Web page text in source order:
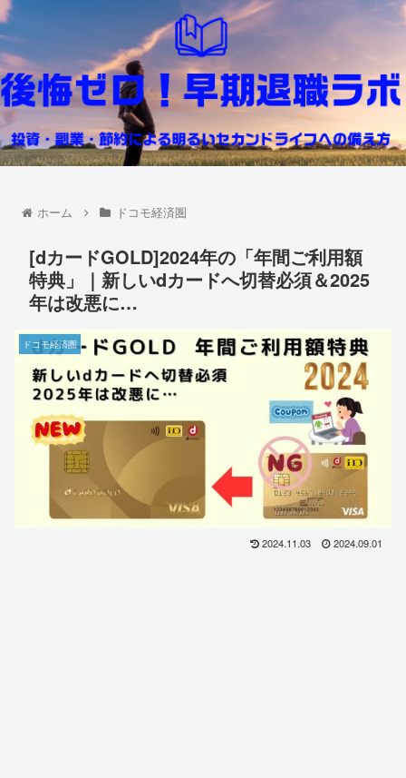
ホーム ドコモ経済圏
[dカードGOLD]2024年の「年間ご利用額
特典」｜新しいdカードへ切替必須＆2025
年は改悪に…
ドコモ経済圏
2024.11.03 2024.09.01